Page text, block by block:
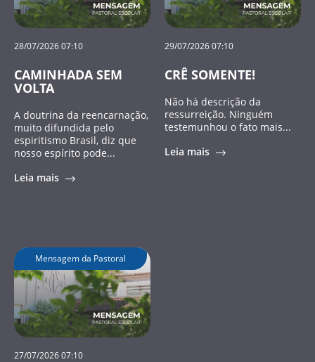
28/07/2026 07:10
CAMINHADA SEM
VOLTA
A doutrina da reencarnação,
muito difundida pelo
espiritismo Brasil, diz que
nosso espírito pode...
Leia mais
29/07/2026 07:10
CRÊ SOMENTE!
Não há descrição da
ressurreição. Ninguém
testemunhou o fato mais...
Leia mais
Mensagem da Pastoral
27/07/2026 07:10